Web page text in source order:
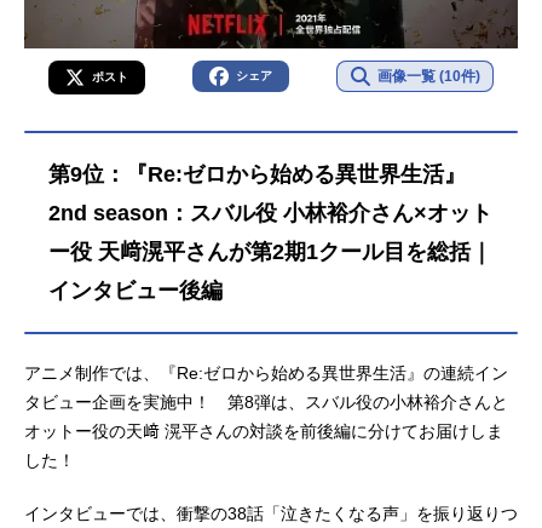
ポスト シェア 画像一覧 (10件)
第9位：『Re:ゼロから始める異世界生活』
2nd season：スバル役 小林裕介さん×オット
ー役 天﨑滉平さんが第2期1クール目を総括｜
インタビュー後編
アニメ制作では、『Re:ゼロから始める異世界生活』の連続イン
タビュー企画を実施中！ 第8弾は、スバル役の小林裕介さんと
オットー役の天﨑 滉平さんの対談を前後編に分けてお届けしま
した！
インタビューでは、衝撃の38話「泣きたくなる声」を振り返りつ